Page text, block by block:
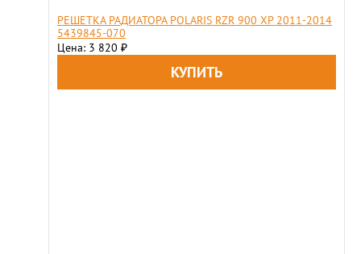
РЕШЕТКА РАДИАТОРА POLARIS RZR 900 XP 2011-2014
5439845-070
Цена: 3 820 ₽